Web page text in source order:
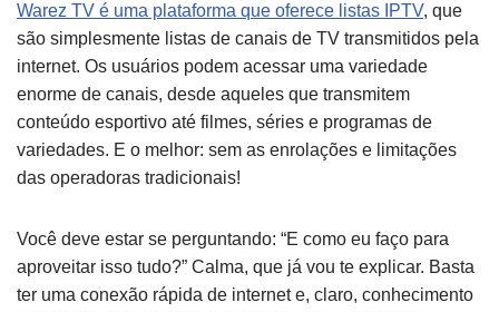
Warez TV é uma plataforma que oferece listas IPTV, que
são simplesmente listas de canais de TV transmitidos pela
internet. Os usuários podem acessar uma variedade
enorme de canais, desde aqueles que transmitem
conteúdo esportivo até filmes, séries e programas de
variedades. E o melhor: sem as enrolações e limitações
das operadoras tradicionais!
Você deve estar se perguntando: “E como eu faço para
aproveitar isso tudo?” Calma, que já vou te explicar. Basta
ter uma conexão rápida de internet e, claro, conhecimento